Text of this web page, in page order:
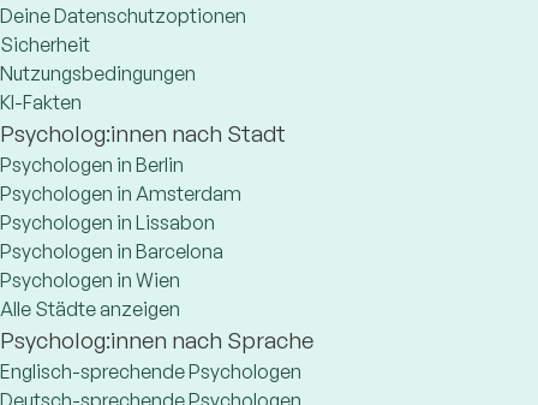
Deine Datenschutzoptionen
Sicherheit
Nutzungsbedingungen
KI-Fakten
Psycholog:innen nach Stadt
Psychologen in Berlin
Psychologen in Amsterdam
Psychologen in Lissabon
Psychologen in Barcelona
Psychologen in Wien
Alle Städte anzeigen
Psycholog:innen nach Sprache
Englisch-sprechende Psychologen
Deutsch-sprechende Psychologen